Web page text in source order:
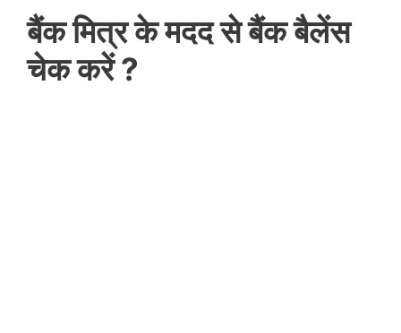
बैंक मित्र के मदद से बैंक बैलेंस
चेक करें ?